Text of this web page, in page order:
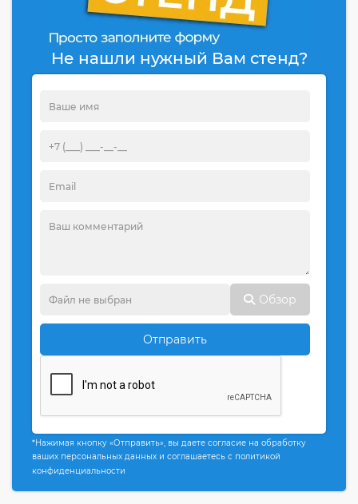
Не нашли нужный Вам стенд?
Обзор
Отправить
*Нажимая кнопку «Отправить», вы даете согласие на обработку
ваших персональных данных и соглашаетесь с политикой
конфиденциальности